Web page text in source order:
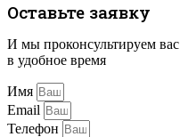
Оставьте заявку
И мы проконсультируем вас
в удобное время
Имя
Email
Телефон